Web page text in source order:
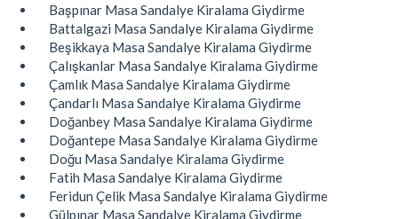
Başpınar Masa Sandalye Kiralama Giydirme
Battalgazi Masa Sandalye Kiralama Giydirme
Beşikkaya Masa Sandalye Kiralama Giydirme
Çalışkanlar Masa Sandalye Kiralama Giydirme
Çamlık Masa Sandalye Kiralama Giydirme
Çandarlı Masa Sandalye Kiralama Giydirme
Doğanbey Masa Sandalye Kiralama Giydirme
Doğantepe Masa Sandalye Kiralama Giydirme
Doğu Masa Sandalye Kiralama Giydirme
Fatih Masa Sandalye Kiralama Giydirme
Feridun Çelik Masa Sandalye Kiralama Giydirme
Gülpınar Masa Sandalye Kiralama Giydirme